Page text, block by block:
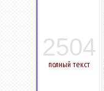
2504
полный текст